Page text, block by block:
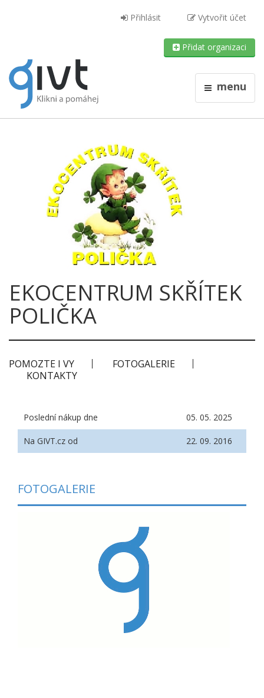
Přihlásit Vytvořit účet
Přidat organizaci
menu
EKOCENTRUM SKŘÍTEK
POLIČKA
POMOZTE I VY
FOTOGALERIE
KONTAKTY
Poslední nákup dne 05. 05. 2025
Na GIVT.cz od 22. 09. 2016
FOTOGALERIE